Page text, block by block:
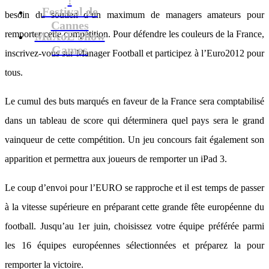
Festival de
Cannes
MaXoE Show
Games
besoin du soutien d’un maximum de managers amateurs pour
remporter cette compétition. Pour défendre les couleurs de la France,
inscrivez-vous sur Manager Football et participez à l’Euro2012 pour
tous.
Le cumul des buts marqués en faveur de la France sera comptabilisé
dans un tableau de score qui déterminera quel pays sera le grand
vainqueur de cette compétition. Un jeu concours fait également son
apparition et permettra aux joueurs de remporter un iPad 3.
Le coup d’envoi pour l’EURO se rapproche et il est temps de passer
à la vitesse supérieure en préparant cette grande fête européenne du
football. Jusqu’au 1er juin, choisissez votre équipe préférée parmi
les 16 équipes européennes sélectionnées et préparez la pour
remporter la victoire.